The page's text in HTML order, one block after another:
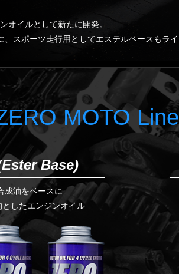
オイルとして新たに開発。
スポーツ走行用としてエステルベースもライ
MOTO
Base)
成油をベースに
したエンジンオイル